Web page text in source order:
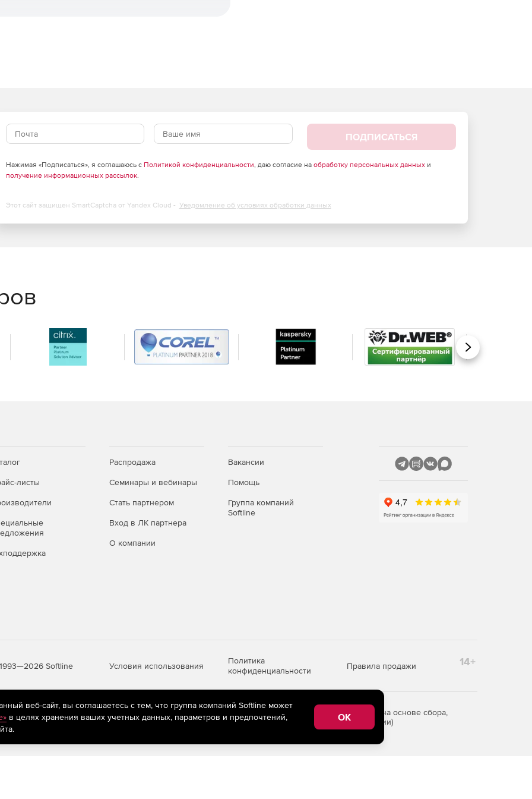
✓
✓ ✓
—
✓
Server — подойдёт бесплатная редакция SQL
ПОДПИСАТЬСЯ
Нажимая «Подписаться», я соглашаюсь с Политикой конфиденциальности, даю согласие на обработку персональных данныхи
получение информационных рассылок.
Этот сайт защищен SmartCaptcha от Yandex Cloud - Уведомление об условиях обработки данных
Вперед
листы
Распродажа
Семинары и вебинары
Стать партнером
Вход в ЛК партнера
О компании
Вакансии
Помощь
Группа компаний
Softline
Softline Условия использования
Политика
конфиденциальности
Правила продажи 14+
рекомендательные технологии
(информационные технологии предоставления информации на основе сбора,
пользователей сети «Интернет», находящихся на территории Российской Федерации)
веб-сайт, вы соглашаетесь с тем, что группа компаний Softline может
в целях хранения ваших учетных данных, параметров и предпочтений,
OK